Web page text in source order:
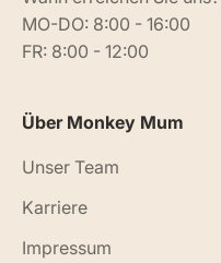
MO-DO: 8:00 - 16:00
FR: 8:00 - 12:00
Über Monkey Mum
Unser Team
Karriere
Impressum